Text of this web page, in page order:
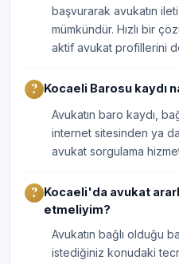
başvurarak avukatın
mümkündür. Hızlı bir
aktif avukat profillerini
Kocaeli Barosu kaydı
Avukatın baro kaydı,
internet sitesinden ya
avukat sorgulama
Kocaeli'da avukat
etmeliyim?
Avukatın bağlı olduğu
istediğiniz konudaki